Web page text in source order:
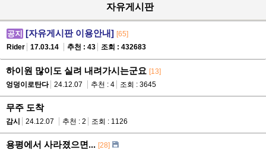
자유게시판
공지 [자유게시판 이용안내] [65]
Rider
17.03.14 추천 : 43 조회 : 432683
하이원 많이도 실려 내려가시는군요 [13]
엉덩이로탄다
24.12.07 추천 : 4 조회 : 3645
무주 도착
감시 24.12.07 추천 : 2 조회 : 1126
용평에서 사라졌으면... [28]